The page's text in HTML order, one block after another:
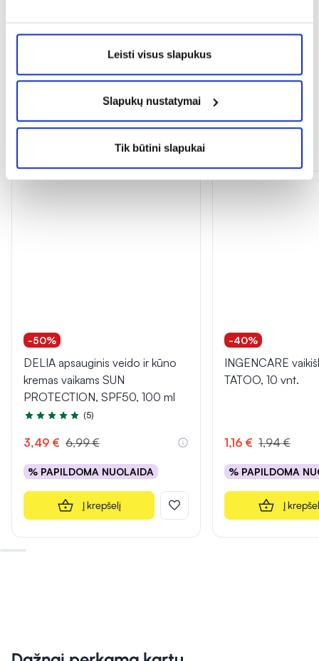
Leisti visus slapukus
Slapukų nustatymai
Tik būtini slapukai
Atsiliepimai expand_more
Panašios prekės
-50%
DELIA apsauginis veido ir kūno
kremas vaikams SUN
PROTECTION, SPF50, 100 ml
Įvertinimas 5.0 iš 5
(5)
3,49 € 6,99 €
% PAPILDOMA NUOLAIDA
Į krepšelį
-40%
INGENCARE
TATOO, 10 vnt.
1,16 € 1,94 €
% PAPILDOMA
Į